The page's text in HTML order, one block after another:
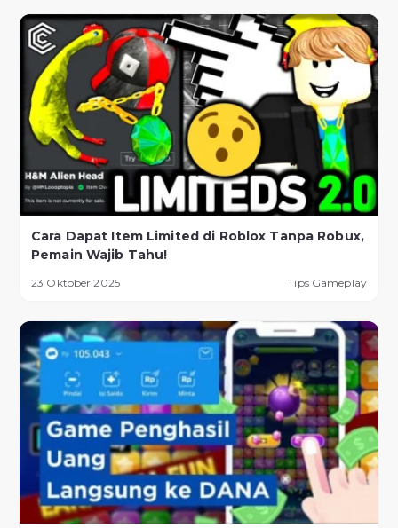
Cara Dapat Item Limited di Roblox Tanpa Robux,
Pemain Wajib Tahu!
23 Oktober 2025 Tips Gameplay